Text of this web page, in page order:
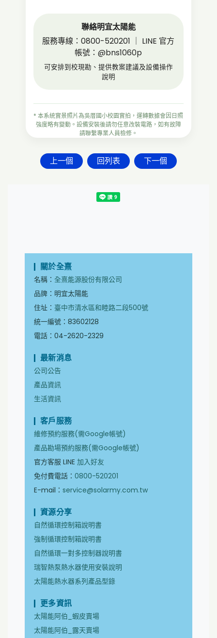
聯絡明宜太陽能
服務專線：0800-520201 ｜ LINE 官方
帳號：@bns1060p
可安排到校現勘、提供教案建議及設備操作
說明
* 本系統實景照片為吳厝國小校園實拍，運轉數據會因日照
強度略有變動。設備安裝後請勿任意改裝電路，如有故障
請聯繫專業人員檢修。
上一個 回列表 下一個
關於全熹
名稱：全熹能源股份有限公司
品牌：明宜太陽能
住址： 臺中市清水區和睦路二段500號
統一編號：83602128
電話：04-2620-2329
最新消息
公司公告
產品資訊
生活資訊
客戶服務
維修預約服務(需Google帳號)
產品勘場預約服務(需Google帳號)
官方客服 LINE加入好友
免付費電話：0800-520201
E-mail：service@solarmy.com.tw
資源分享
自然循環控制箱說明書
強制循環控制箱說明書
自然循環一對多控制器說明書
瑞智熱泵熱水器使用安裝說明
太陽能熱水器系列產品型錄
更多資訊
太陽能阿伯_蝦皮賣場
太陽能阿伯_露天賣場